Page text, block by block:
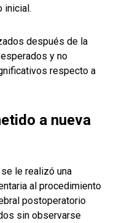
inicial.
después de la
y no
respecto a
a nueva
le realizó una
al procedimiento
postoperatorio
sin observarse